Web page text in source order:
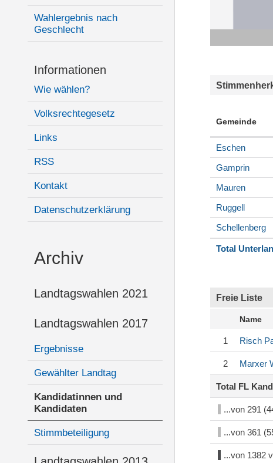
Wahlergebnis nach
Geschlecht
Informationen
Wie wählen?
Volksrechtegesetz
Links
RSS
Kontakt
Datenschutzerklärung
Archiv
Landtagswahlen 2021
Landtagswahlen 2017
Ergebnisse
Gewählter Landtag
Kandidatinnen und
Kandidaten
Stimmbeteiligung
Gemeinde
Eschen
Gamprin
Mauren
Ruggell
Schellenberg
Total
Freie Liste
Name
1 Risch
2 Marxer
Total FL
...von 291
...von 361
...von 1382